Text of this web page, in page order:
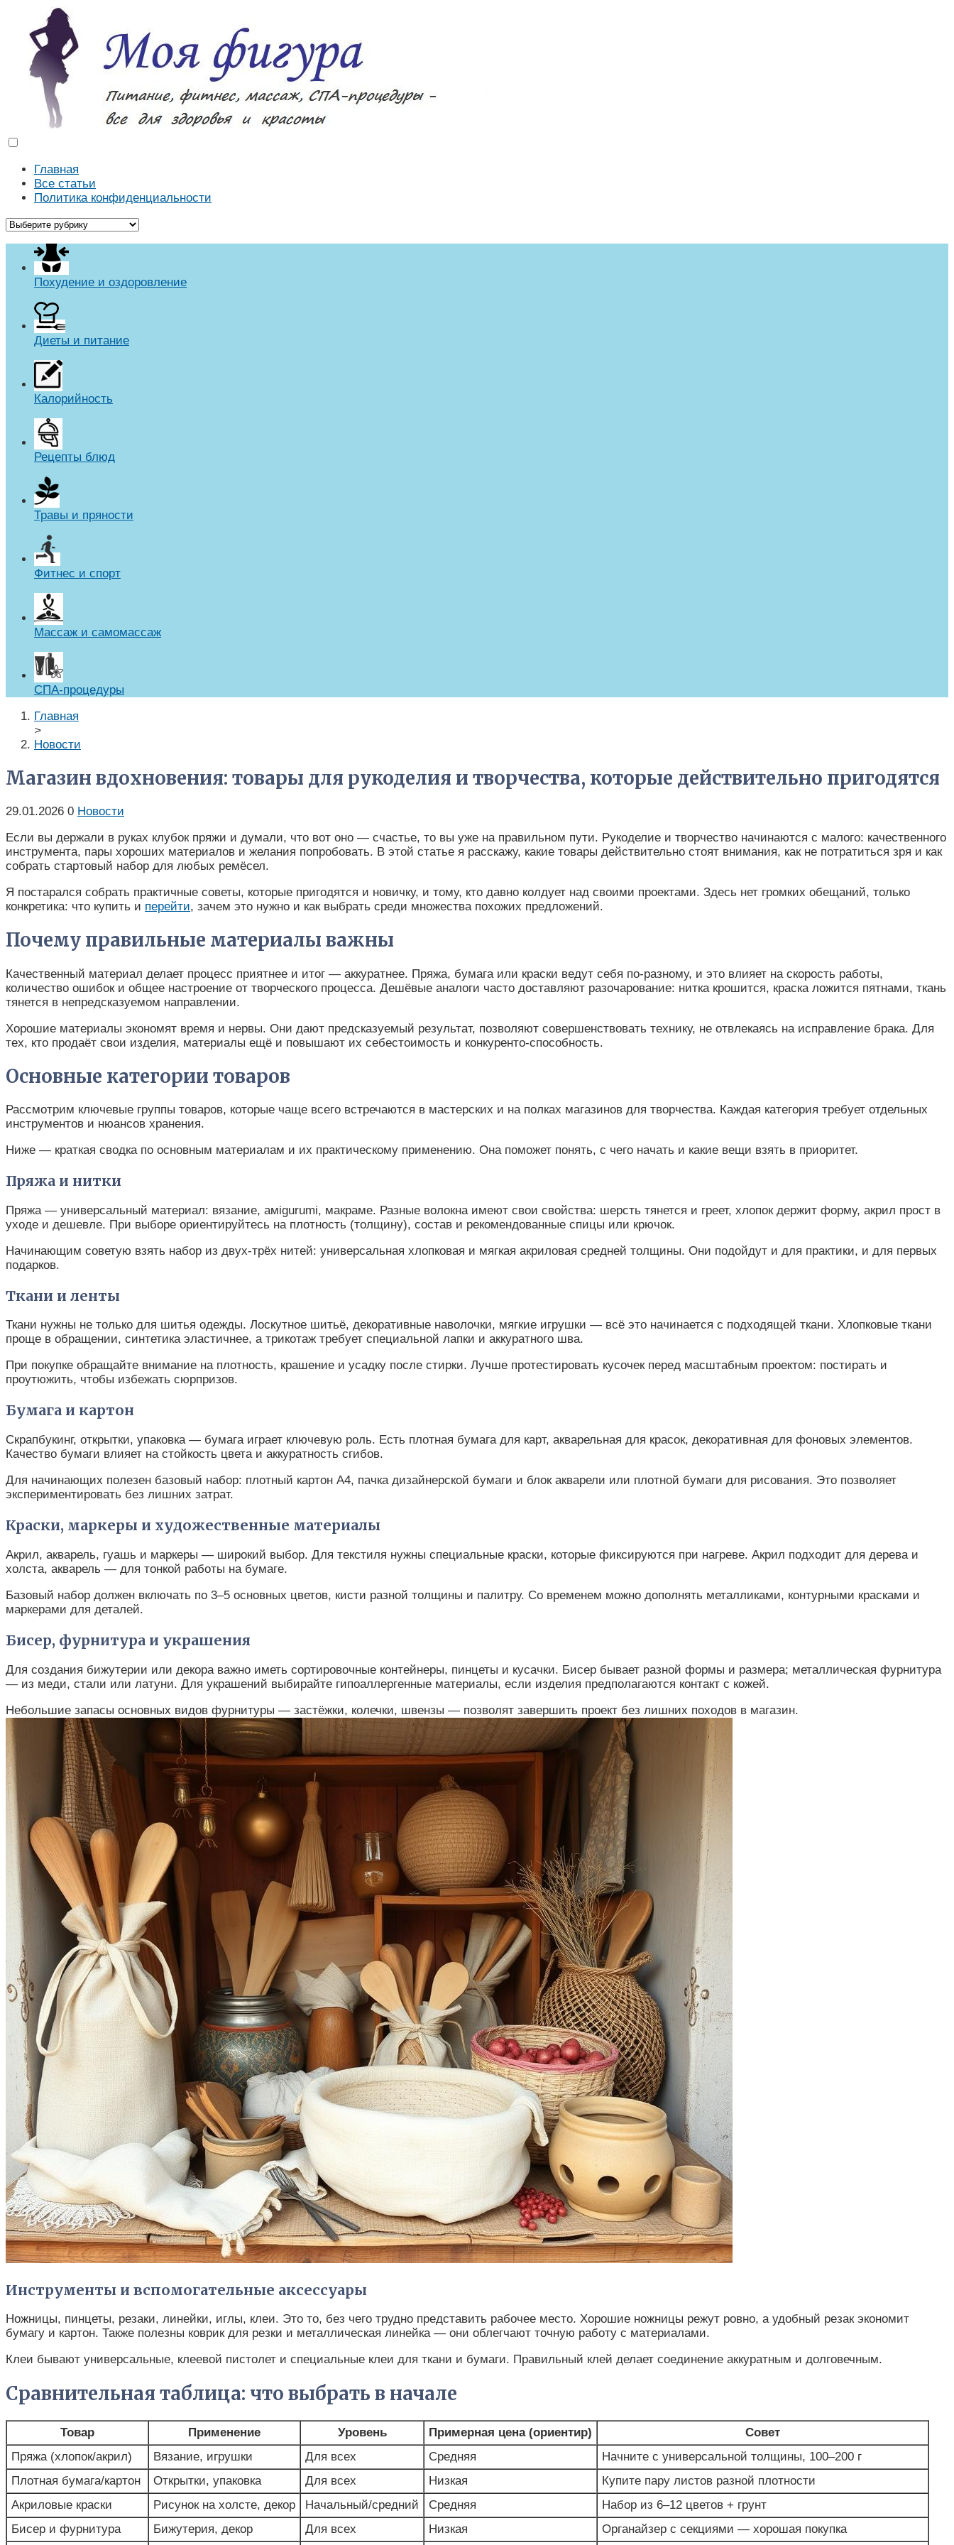
Моя фигура
Как похудеть в домашних условиях. Массаж, диеты, рецепты, фитнес, спа-процедуры
Главная
Все статьи
Политика конфиденциальности
Похудение и оздоровление
Диеты и питание
Калорийность
Рецепты блюд
Травы и пряности
Фитнес и спорт
Массаж и самомассаж
СПА-процедуры
Главная
>
Новости
Магазин вдохновения: товары для рукоделия и творчества, которые действительно пригодятся
29.01.2026 0 Новости
Если вы держали в руках клубок пряжи и думали, что вот оно — счастье, то вы уже на правильном пути. Рукоделие и творчество начинаются с малого: качественного
инструмента, пары хороших материалов и желания попробовать. В этой статье я расскажу, какие товары действительно стоят внимания, как не потратиться зря и как
собрать стартовый набор для любых ремёсел.
Я постарался собрать практичные советы, которые пригодятся и новичку, и тому, кто давно колдует над своими проектами. Здесь нет громких обещаний, только
конкретика: что купить и перейти, зачем это нужно и как выбрать среди множества похожих предложений.
Почему правильные материалы важны
Качественный материал делает процесс приятнее и итог — аккуратнее. Пряжа, бумага или краски ведут себя по-разному, и это влияет на скорость работы,
количество ошибок и общее настроение от творческого процесса. Дешёвые аналоги часто доставляют разочарование: нитка крошится, краска ложится пятнами, ткань
тянется в непредсказуемом направлении.
Хорошие материалы экономят время и нервы. Они дают предсказуемый результат, позволяют совершенствовать технику, не отвлекаясь на исправление брака. Для
тех, кто продаёт свои изделия, материалы ещё и повышают их себестоимость и конкуренто-способность.
Основные категории товаров
Рассмотрим ключевые группы товаров, которые чаще всего встречаются в мастерских и на полках магазинов для творчества. Каждая категория требует отдельных
инструментов и нюансов хранения.
Ниже — краткая сводка по основным материалам и их практическому применению. Она поможет понять, с чего начать и какие вещи взять в приоритет.
Пряжа и нитки
Пряжа — универсальный материал: вязание, амigurumi, макраме. Разные волокна имеют свои свойства: шерсть тянется и греет, хлопок держит форму, акрил прост в
уходе и дешевле. При выборе ориентируйтесь на плотность (толщину), состав и рекомендованные спицы или крючок.
Начинающим советую взять набор из двух-трёх нитей: универсальная хлопковая и мягкая акриловая средней толщины. Они подойдут и для практики, и для первых
подарков.
Ткани и ленты
Ткани нужны не только для шитья одежды. Лоскутное шитьё, декоративные наволочки, мягкие игрушки — всё это начинается с подходящей ткани. Хлопковые ткани
проще в обращении, синтетика эластичнее, а трикотаж требует специальной лапки и аккуратного шва.
При покупке обращайте внимание на плотность, крашение и усадку после стирки. Лучше протестировать кусочек перед масштабным проектом: постирать и
проутюжить, чтобы избежать сюрпризов.
Бумага и картон
Скрапбукинг, открытки, упаковка — бумага играет ключевую роль. Есть плотная бумага для карт, акварельная для красок, декоративная для фоновых элементов.
Качество бумаги влияет на стойкость цвета и аккуратность сгибов.
Для начинающих полезен базовый набор: плотный картон А4, пачка дизайнерской бумаги и блок акварели или плотной бумаги для рисования. Это позволяет
экспериментировать без лишних затрат.
Краски, маркеры и художественные материалы
Акрил, акварель, гуашь и маркеры — широкий выбор. Для текстиля нужны специальные краски, которые фиксируются при нагреве. Акрил подходит для деревa и
холста, акварель — для тонкой работы на бумаге.
Базовый набор должен включать по 3–5 основных цветов, кисти разной толщины и палитру. Со временем можно дополнять металликами, контурными красками и
маркерами для деталей.
Бисер, фурнитура и украшения
Для создания бижутерии или декора важно иметь сортировочные контейнеры, пинцеты и кусачки. Бисер бывает разной формы и размера; металлическая фурнитура
— из меди, стали или латуни. Для украшений выбирайте гипоаллергенные материалы, если изделия предполагаются контакт с кожей.
Небольшие запасы основных видов фурнитуры — застёжки, колечки, швензы — позволят завершить проект без лишних походов в магазин.
Инструменты и вспомогательные аксессуары
Ножницы, пинцеты, резаки, линейки, иглы, клеи. Это то, без чего трудно представить рабочее место. Хорошие ножницы режут ровно, а удобный резак экономит
бумагу и картон. Также полезны коврик для резки и металлическая линейка — они облегчают точную работу с материалами.
Клеи бывают универсальные, клеевой пистолет и специальные клеи для ткани и бумаги. Правильный клей делает соединение аккуратным и долговечным.
Сравнительная таблица: что выбрать в начале
Товар Применение Уровень Примерная цена (ориентир)
Совет
Пряжа (хлопок/акрил)
Вязание, игрушки Для всех Средняя
Начните с универсальной толщины, 100–200 г
Плотная бумага/картон
Открытки, упаковка Для всех Низкая
Купите пару листов разной плотности
Акриловые краски
Рисунок на холсте, декор Начальный/средний Средняя
Набор из 6–12 цветов + грунт
Бисер и фурнитура
Бижутерия, декор Для всех Низкая Органайзер с секциями — хорошая покупка